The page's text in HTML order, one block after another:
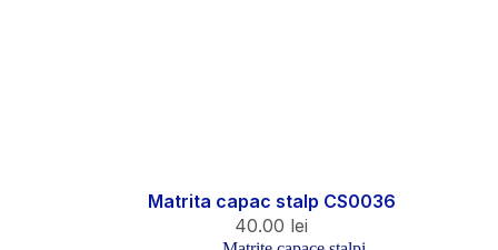
Matrita capac stalp CS0036
40.00 lei